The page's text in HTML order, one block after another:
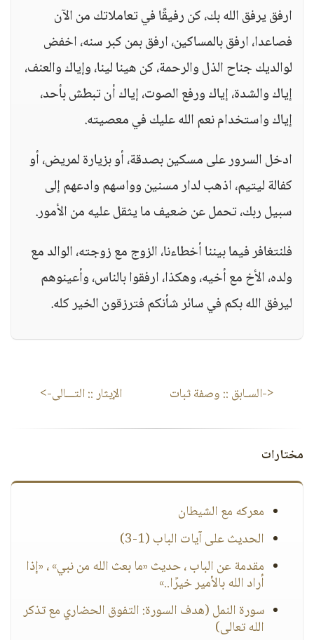
ارفق يرفق الله بك، كن رفيقًا في تعاملاتك من الآن
فصاعدا، ارفق بالمساكين، ارفق بمن كبر سنه، اخفض
لوالديك جناح الذل والرحمة، كن هينا لينا، وإياك والعنف،
إياك والشدة، إياك ورفع الصوت، إياك أن تبطش بأحد،
إياك واستخدام نعم الله عليك في معصيته.
ادخل السرور على مسكين بصدقة، أو بزيارة لمريض، أو
كفالة ليتيم، اذهب لدار مسنين وواسهم وادعهم إلى
سبيل ربك، تحمل عن ضعيف ما يثقل عليه من الأمور.
فلنتغافر فيما بيننا أخطاءنا، الزوج مع زوجته، الوالد مع
ولده، الأخ مع أخيه، وهكذا، ارفقوا بالناس، وأعينوهم
ليرفق الله بكم في سائر شأنكم فترزقون الخير كله.
<-السـابق :: وصفة ثبات الإيثار:: التـــالى->
مختارات
معركه مع الشيطان
الحديث على آيات الباب (1-3)
مقدمة عن الباب ، حديث «ما بعث الله من نبي» ، «إذا
أراد الله بالأمير خيرًا..»
سورة النمل (هدف السورة: التفوق الحضاري مع تذكر
الله تعالى)